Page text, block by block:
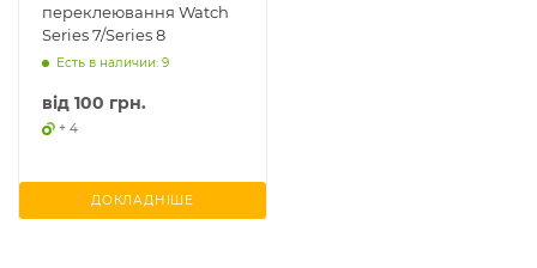
переклеювання Watch
Series 7/Series 8
Есть в наличии: 9
від 100 грн.
+ 4
ДОКЛАДНІШЕ